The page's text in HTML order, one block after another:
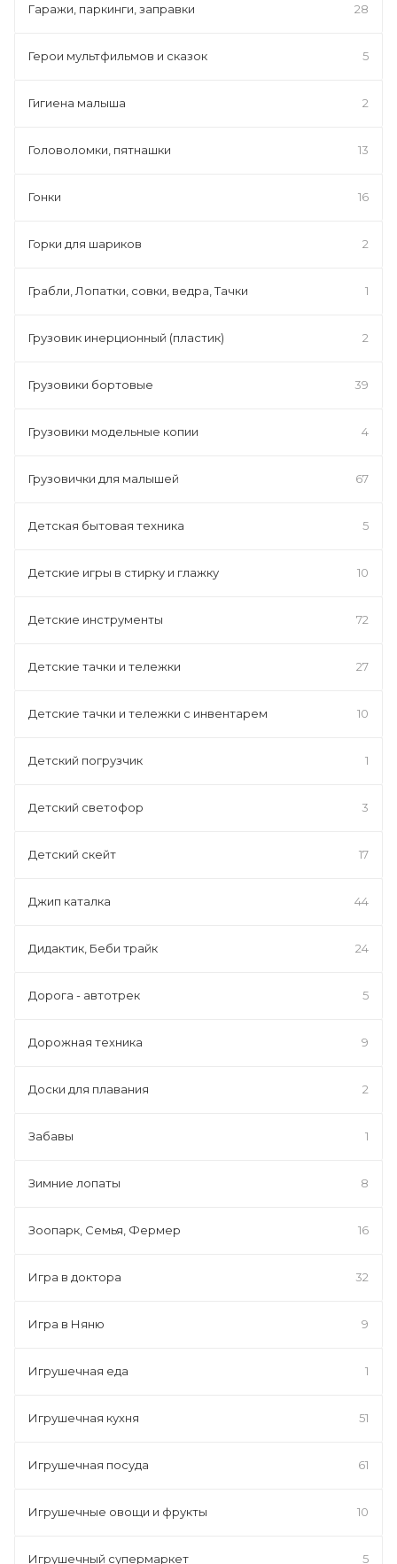
Гаражи, паркинги, заправки 28
Герои мультфильмов и сказок 5
Гигиена малыша 2
Головоломки, пятнашки 13
Гонки 16
Горки для шариков 2
Грабли, Лопатки, совки, ведра, Тачки 1
Грузовик инерционный (пластик) 2
Грузовики бортовые 39
Грузовики модельные копии 4
Грузовички для малышей 67
Детская бытовая техника 5
Детские игры в стирку и глажку 10
Детские инструменты 72
Детские тачки и тележки 27
Детские тачки и тележки с инвентарем 10
Детский погрузчик 1
Детский светофор 3
Детский скейт 17
Джип каталка 44
Дидактик, Беби трайк 24
Дорога - автотрек 5
Дорожная техника 9
Доски для плавания 2
Забавы 1
Зимние лопаты 8
Зоопарк, Семья, Фермер 16
Игра в доктора 32
Игра в Няню 9
Игрушечная еда 1
Игрушечная кухня 51
Игрушечная посуда 61
Игрушечные овощи и фрукты 10
Игрушечный супермаркет 5